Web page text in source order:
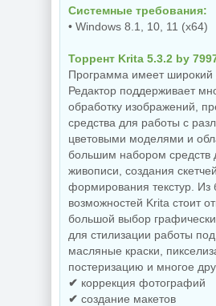
Резервное
копирование
Dodakaedr
Управление
процессами
Windows Process
Lasso Pro
NEW
11.3
NEW
Системные требования:
• Windows 8.1, 10, 11 (x64)
Торрент Krita 5.3.2 by
Программа имеет широкий
Редактор поддерживает
обработку изображений,
средства для работы с
цветовыми моделями и
большим набором средств
живописи, создания
формирования текстур. Из
возможностей Krita стоит
большой выбор
для стилизации работы
масляные краски,
постеризацию и многое
✔ коррекция фотографий
✔ создание макетов